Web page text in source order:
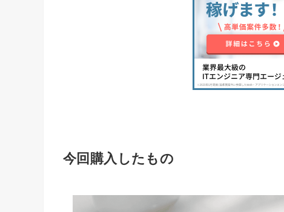
今回購入したもの